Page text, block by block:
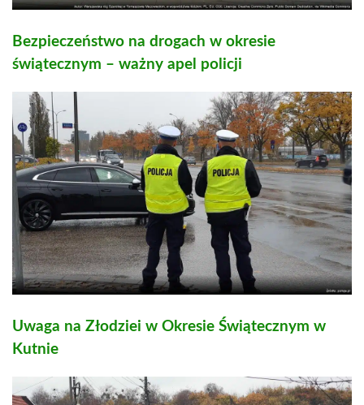
Bezpieczeństwo na drogach w okresie
świątecznym – ważny apel policji
Uwaga na Złodziei w Okresie Świątecznym w
Kutnie